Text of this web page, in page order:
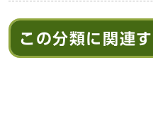
この分類に関連